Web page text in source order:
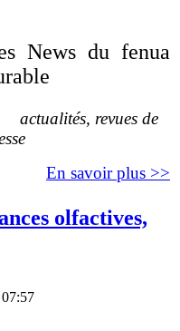
News du fenua
revues de
En savoir plus >>
olfactives,